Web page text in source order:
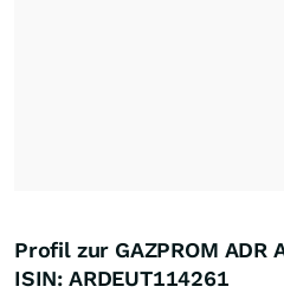
Profil zur GAZPROM ADR
ISIN: ARDEUT114261